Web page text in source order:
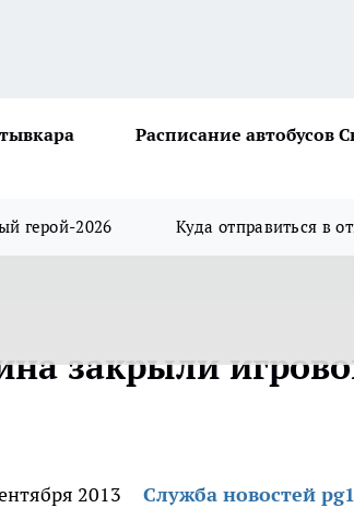
Расписание автобусов
герой-2026 Куда отправиться в
закрыли
2013
Служба новостей